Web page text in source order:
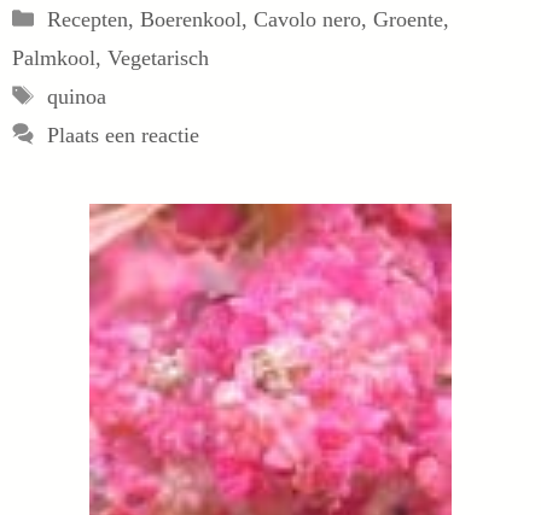
Categorieën
Recepten, Boerenkool, Cavolo nero, Groente,
Palmkool, Vegetarisch
Tags
quinoa
Plaats een reactie